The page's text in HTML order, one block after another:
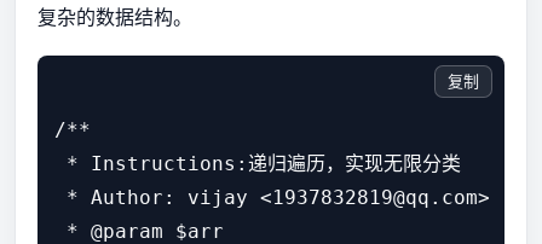
复杂的数据结构。
/**
* Instructions:递归遍历，实现无限分类
* Author: vijay <1937832819@qq.com>
* @param $arr
复制